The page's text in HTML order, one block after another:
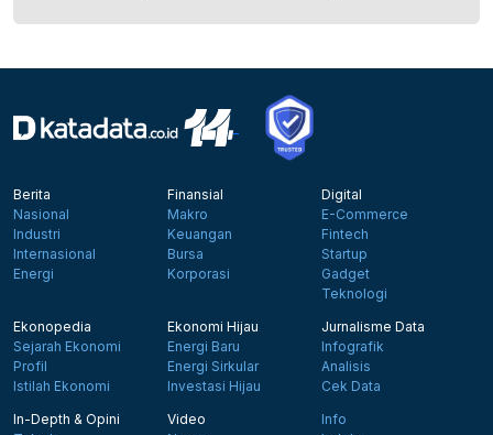
Berita
Nasional
Industri
Internasional
Energi
Finansial
Makro
Keuangan
Bursa
Korporasi
Digital
E-Commerce
Fintech
Startup
Gadget
Teknologi
Ekonopedia
Sejarah Ekonomi
Profil
Istilah Ekonomi
Ekonomi Hijau
Energi Baru
Energi Sirkular
Investasi Hijau
Jurnalisme Data
Infografik
Analisis
Cek Data
In-Depth & Opini
Video
Info